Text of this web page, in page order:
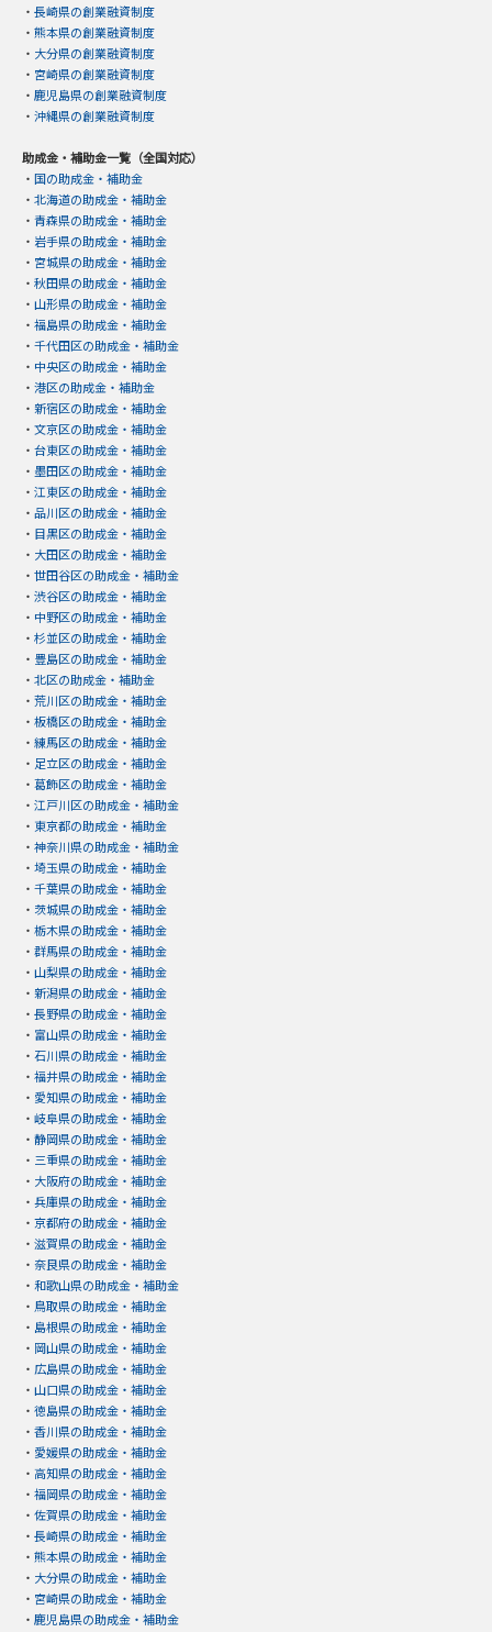
・ 長崎県の創業融資制度
・ 熊本県の創業融資制度
・ 大分県の創業融資制度
・ 宮崎県の創業融資制度
・ 鹿児島県の創業融資制度
・ 沖縄県の創業融資制度
助成金・補助金一覧（全国対応）
・ 国の助成金・補助金
・ 北海道の助成金・補助金
・ 青森県の助成金・補助金
・ 岩手県の助成金・補助金
・ 宮城県の助成金・補助金
・ 秋田県の助成金・補助金
・ 山形県の助成金・補助金
・ 福島県の助成金・補助金
・ 千代田区の助成金・補助金
・ 中央区の助成金・補助金
・ 港区の助成金・補助金
・ 新宿区の助成金・補助金
・ 文京区の助成金・補助金
・ 台東区の助成金・補助金
・ 墨田区の助成金・補助金
・ 江東区の助成金・補助金
・ 品川区の助成金・補助金
・ 目黒区の助成金・補助金
・ 大田区の助成金・補助金
・ 世田谷区の助成金・補助金
・ 渋谷区の助成金・補助金
・ 中野区の助成金・補助金
・ 杉並区の助成金・補助金
・ 豊島区の助成金・補助金
・ 北区の助成金・補助金
・ 荒川区の助成金・補助金
・ 板橋区の助成金・補助金
・ 練馬区の助成金・補助金
・ 足立区の助成金・補助金
・ 葛飾区の助成金・補助金
・ 江戸川区の助成金・補助金
・ 東京都の助成金・補助金
・ 神奈川県の助成金・補助金
・ 埼玉県の助成金・補助金
・ 千葉県の助成金・補助金
・ 茨城県の助成金・補助金
・ 栃木県の助成金・補助金
・ 群馬県の助成金・補助金
・ 山梨県の助成金・補助金
・ 新潟県の助成金・補助金
・ 長野県の助成金・補助金
・ 富山県の助成金・補助金
・ 石川県の助成金・補助金
・ 福井県の助成金・補助金
・ 愛知県の助成金・補助金
・ 岐阜県の助成金・補助金
・ 静岡県の助成金・補助金
・ 三重県の助成金・補助金
・ 大阪府の助成金・補助金
・ 兵庫県の助成金・補助金
・ 京都府の助成金・補助金
・ 滋賀県の助成金・補助金
・ 奈良県の助成金・補助金
・ 和歌山県の助成金・補助金
・ 鳥取県の助成金・補助金
・ 島根県の助成金・補助金
・ 岡山県の助成金・補助金
・ 広島県の助成金・補助金
・ 山口県の助成金・補助金
・ 徳島県の助成金・補助金
・ 香川県の助成金・補助金
・ 愛媛県の助成金・補助金
・ 高知県の助成金・補助金
・ 福岡県の助成金・補助金
・ 佐賀県の助成金・補助金
・ 長崎県の助成金・補助金
・ 熊本県の助成金・補助金
・ 大分県の助成金・補助金
・ 宮崎県の助成金・補助金
・ 鹿児島県の助成金・補助金